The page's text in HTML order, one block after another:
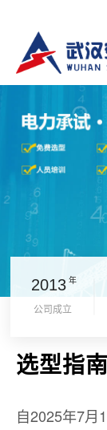
2013 年
公司成立
选型指南
自2025年7月